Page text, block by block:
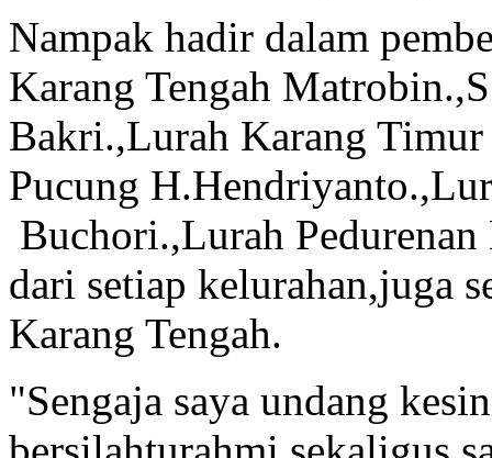
Nampak hadir dalam
Karang Tengah
Bakri.,Lurah Karang
Pucung
Buchori.,Lurah
dari setiap kelurahan,juga
Karang Tengah.
"Sengaja saya undang